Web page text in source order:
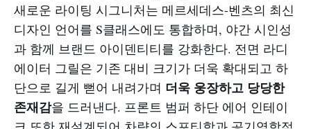
새로운 라이팅 시그니처는 메르세데스-벤츠의 최신
디자인 언어를 S클래스에도 통합하며, 야간 시인성
과 함께 브랜드 아이덴티티를 강화한다. 전면 라디
에이터 그릴은 기존 대비 크기가 더욱 확대되고 하
단으로 길게 뻗어 내려가며 더욱 웅장하고 당당한
존재감을 드러낸다. 프론트 범퍼 하단 에어 인테이